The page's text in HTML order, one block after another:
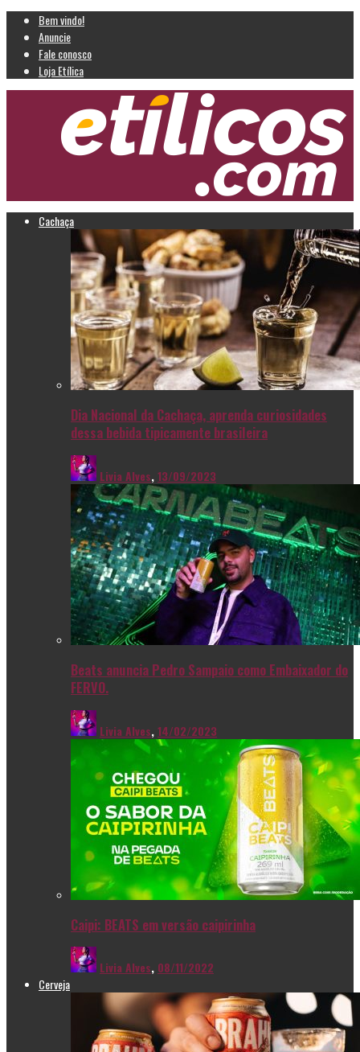
Bem vindo!
Anuncie
Fale conosco
Loja Etílica
Cachaça
Dia Nacional da Cachaça, aprenda curiosidades
dessa bebida tipicamente brasileira
Livia Alves,13/09/2023
Beats anuncia Pedro Sampaio como Embaixador do
FERVO.
Livia Alves,14/02/2023
Caipi: BEATS em versão caipirinha
Livia Alves, 08/11/2022
Cerveja